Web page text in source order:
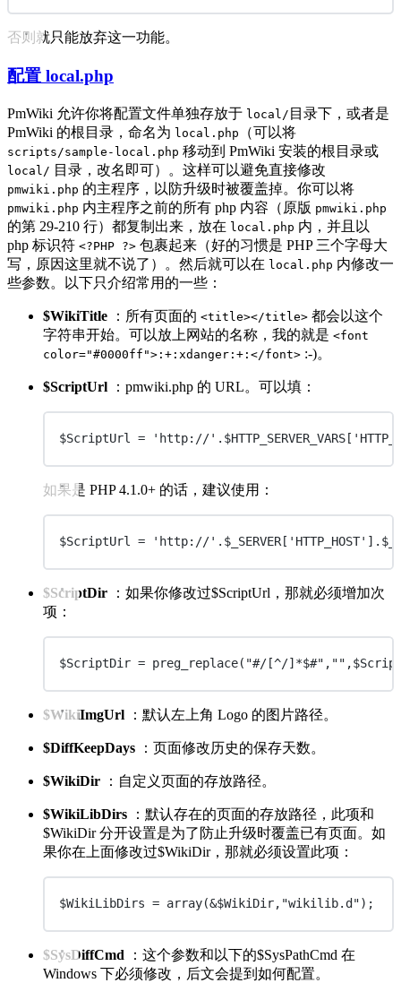
否则就只能放弃这一功能。
配置 local.php
PmWiki 允许你将配置文件单独存放于 local/ 目录下，或者是
PmWiki 的根目录，命名为 local.php （可以将
scripts/sample-local.php 移动到 PmWiki 安装的根目录或
local/ 目录，改名即可）。这样可以避免直接修改
pmwiki.php 的主程序，以防升级时被覆盖掉。你可以将
pmwiki.php 内主程序之前的所有 php 内容（原版 pmwiki.php
的第 29-210 行）都复制出来，放在 local.php 内，并且以
php 标识符 <?PHP ?> 包裹起来（好的习惯是 PHP 三个字母大
写，原因这里就不说了）。然后就可以在 local.php 内修改一
些参数。以下只介绍常用的一些：
$WikiTitle ：所有页面的 <title></title> 都会以这个
字符串开始。可以放上网站的名称，我的就是 <font
color="#0000ff">:+:xdanger:+:</font> :-)。
$ScriptUrl ：pmwiki.php 的 URL。可以填：
$ScriptUrl = 'http://
如果是 PHP 4.1.0+ 的话，建议使用：
$ScriptUrl = 'http://
$ScriptDir ：如果你修改过$ScriptUrl，那就必须增加次
项：
$ScriptDir = preg_replace("#/[^/
$WikiImgUrl ：默认左上角 Logo 的图片路径。
$DiffKeepDays ：页面修改历史的保存天数。
$WikiDir ：自定义页面的存放路径。
$WikiLibDirs ：默认存在的页面的存放路径，此项和
$WikiDir 分开设置是为了防止升级时覆盖已有页面。如
果你在上面修改过$WikiDir，那就必须设置此项：
$WikiLibDirs = array(&$WikiDir,"wikilib.d");
$SysDiffCmd ：这个参数和以下的$SysPathCmd 在
Windows 下必须修改，后文会提到如何配置。